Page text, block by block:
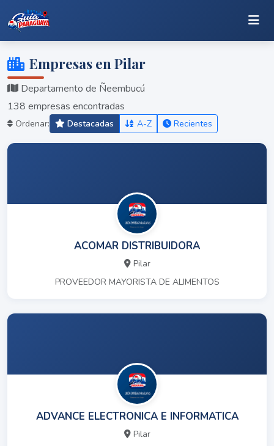
Empresas en Pilar
Departamento de Ñeembucú
138 empresas encontradas
Ordenar: Destacadas A-Z Recientes
ACOMAR DISTRIBUIDORA
Pilar
PROVEEDOR MAYORISTA DE ALIMENTOS
ADVANCE ELECTRONICA E INFORMATICA
Pilar